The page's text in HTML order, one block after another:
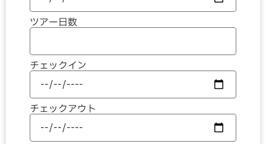
ツアー日数
チェックイン
チェックアウト